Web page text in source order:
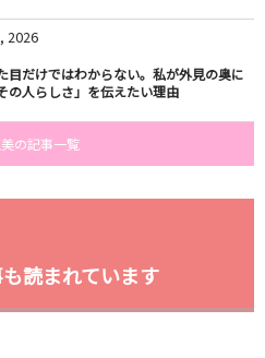
, 2026
目だけではわからない。私が外見の奥に
の人らしさ」を伝えたい理由
の記事一覧
読まれています